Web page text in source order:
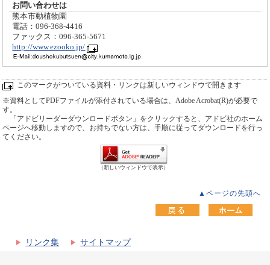
お問い合わせは
熊本市動植物園
電話：096-368-4416
ファックス：096-365-5671
http://www.ezooko.jp/
このマークがついている資料・リンクは新しいウィンドウで開きます
※資料としてPDFファイルが添付されている場合は、Adobe Acrobat(R)が必要で
す。
「アドビリーダーダウンロードボタン」をクリックすると、アドビ社のホーム
ページへ移動しますので、お持ちでない方は、手順に従ってダウンロードを行っ
てください。
（新しいウィンドウで表示）
▲ページの先頭へ
リンク集 サイトマップ